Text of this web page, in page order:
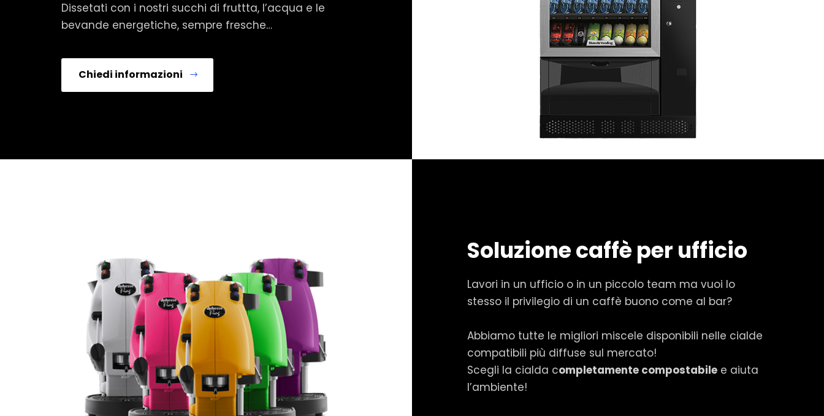
Dissetati con i nostri succhi di fruttta, l’acqua e le
bevande energetiche, sempre fresche…
Chiedi informazioni
Soluzione caffè per ufficio
Lavori in un ufficio o in un piccolo team ma vuoi lo
stesso il privilegio di un caffè buono come al bar?
Abbiamo tutte le migliori miscele disponibili nelle cialde
compatibili più diffuse sul mercato!
Scegli la cialda completamente compostabile e aiuta
l’ambiente!